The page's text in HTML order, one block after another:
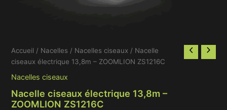
Accueil / Nacelles / Nacelles ciseaux / Nacelle
ciseaux électrique 13,8m – ZOOMLION ZS1216C
Nacelles ciseaux
Nacelle ciseaux électrique 13,8m –
ZOOMLION ZS1216C